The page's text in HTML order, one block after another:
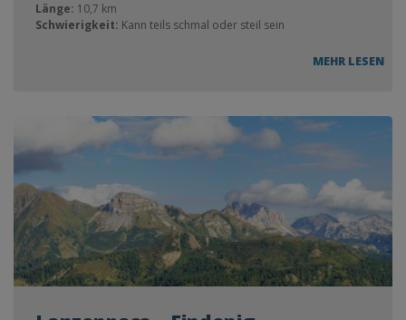
Länge: 10,7 km
Schwierigkeit: Kann teils schmal oder steil sein
MEHR LESEN